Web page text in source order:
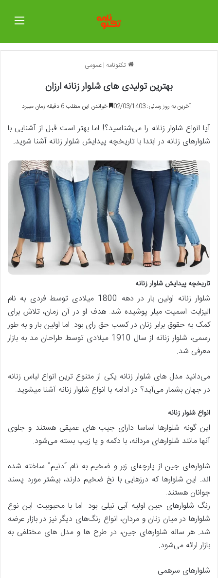
تکنونامه | عمومی
بهترین تولیدی های شلوار زنانه ارزان
آخرین به روز رسانی: 02/03/1403 خواندن این مطلب 6 دقیقه زمان میبرد
آیا انواع شلوار زنانه را می‌شناسید؟! اما بهتر است قبل از آشنایی با
شلوارهای زنانه در ابتدا با تاریخچه پیدایش شلوار زنانه آشنا شوید.
تاریخچه پیدایش شلوار زنانه
شلوار زنانه اولین بار در دهه 1800 میلادی توسط فردی به نام
الیزابت اسمیت میلر پوشیده شد. هدف او در آن زمان، تلاش برای
کمک به حقوق برابر زنان در کسب حق رای بود. اما اولین بار و به طور
رسمی، شلوار زنانه از سال 1910 میلادی توسط طراحان مد به بازار
معرفی شد.
می‌دانید مدل های شلوار زنانه یکی از متنوع ترین انواع لباس زنانه
در جهان بشمار می‌آید؟ در ادامه با انواع شلوار زنانه آشنا میشوید.
انواع شلوار زنانه
این گونه شلوارها اساسا دارای جیب های عمیقی هستند و جلوی
آنها مانند شلوارهای مردانه، با دکمه و یا زیپ بسته می‌شود.
شلوارهای جین از پارچه‌ای زبر و ضخیم به نام “دنیم” ساخته شده
اند. این شلوارها که درزهایی با نخ ضخیم دارند، بیشتر مورد پسند
جوانان هستند.
رنگ شلوارهای جین اولیه آبی نیلی بود. اما با محبوبیت این نوع
شلوارها در میان زنان و مردان، انواع رنگ‌های دیگر نیز در بازار عرضه
شد. هر ساله شلوارهای جین، در طرح ها و مدل های مختلفی به
بازار ارائه می‌شود.
شلوارهای سرهمی